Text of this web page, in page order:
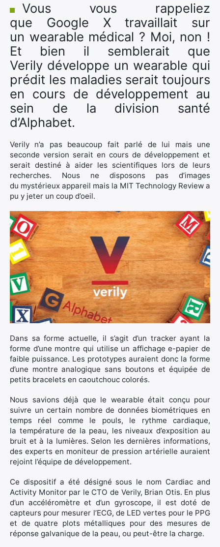
Vous vous rappeliez
que Google X travaillait sur
un wearable médical ? Moi, non !
Et bien il semblerait que
Verily développe un wearable qui
prédit les maladies serait toujours
en cours de développement au
sein de la division santé
d’Alphabet.
Verily n’a pas beaucoup fait parlé de lui mais une
seconde version serait en cours de développement et
serait destiné à aider les scientifiques lors de leurs
recherches. Nous ne disposons pas d’images
du mystérieux appareil mais la MIT Technology Review a
pu y jeter un coup d’oeil.
Dans sa forme actuelle, il s’agit d’un tracker ayant la
forme d’une montre qui utilise un affichage e-papier de
faible puissance. Les prototypes auraient donc la forme
d’une montre analogique sans boutons et équipée de
petits bracelets en caoutchouc colorés.
Nous savions déjà que le wearable était conçu pour
suivre un certain nombre de données biométriques en
temps réel comme le pouls, le rythme cardiaque,
la température de la peau, les niveaux d’exposition au
bruit et à la lumières. Selon les dernières informations,
des experts en moniteur de pression artérielle auraient
rejoint l’équipe de développement.
Ce dispositif a été désigné sous le nom Cardiac and
Activity Monitor par le CTO de Verily, Brian Otis. En plus
d’un accéléromètre et d’un gyroscope, il est doté de
capteurs pour mesurer l’ECG, de LED vertes pour le PPG
et de quatre plots métalliques pour des mesures de
réponse galvanique de la peau, ou peut-être la charge.
×
Rechercher
: